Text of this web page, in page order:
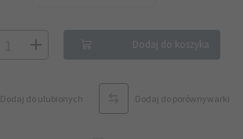
Dodaj do koszyka
Dodaj do ulubionych Dodaj do porównywarki